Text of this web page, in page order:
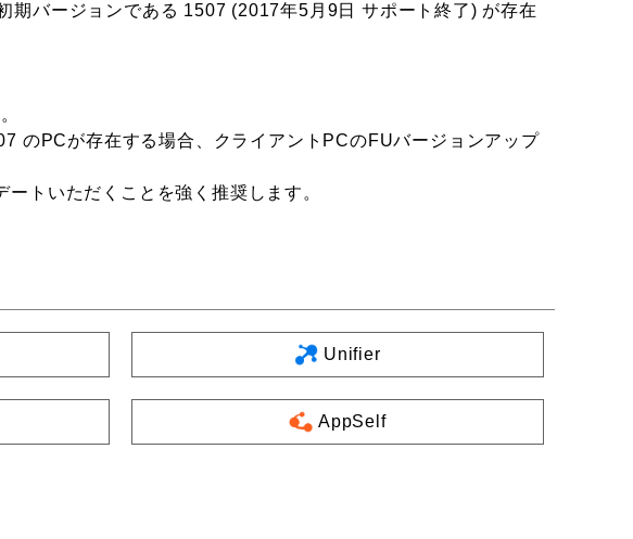
バージョンである 1507 (2017年5月9日 サポート終了) が存在
のPCが存在する場合、クライアントPCのFUバージョンアップ
トいただくことを強く推奨します。
Unifier
AppSelf